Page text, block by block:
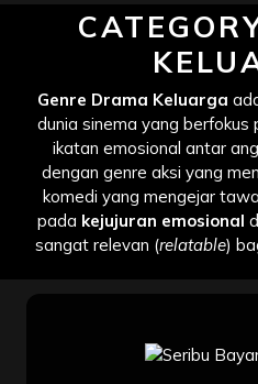
Button
Genre Drama Keluarga
dunia sinema yang berfokus
ikatan emosional antar
dengan genre aksi yang
komedi yang mengejar
pada kejujuran emosional
sangat relevan (relatable)